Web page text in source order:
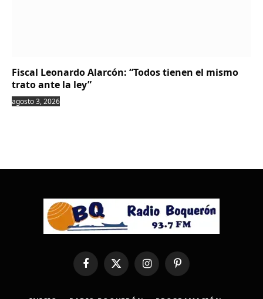
Fiscal Leonardo Alarcón: “Todos tienen el mismo
trato ante la ley”
agosto 3, 2026
FacebookX
(Twitter)
InstagramPinterest